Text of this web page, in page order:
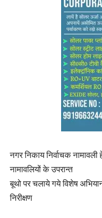
नगर निकाय निर्वाचक
नामावलियों के उपरान्त
बूथो पर चलाये गये विशेष
निरीक्षण